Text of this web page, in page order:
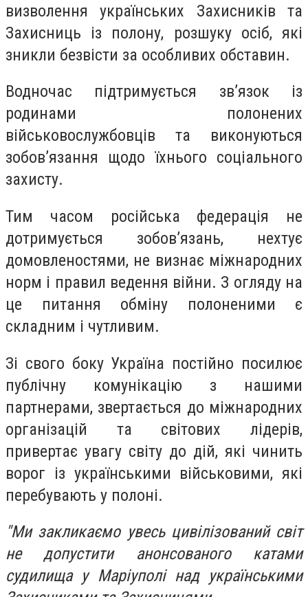
визволення українських Захисників та
Захисниць із полону, розшуку осіб, які
зникли безвісти за особливих обставин.
Водночас підтримується зв’язок із
родинами полонених
військовослужбовців та виконуються
зобов’язання щодо їхнього соціального
захисту.
Тим часом російська федерація не
дотримується зобов’язань, нехтує
домовленостями, не визнає міжнародних
норм і правил ведення війни. З огляду на
це питання обміну полоненими є
складним і чутливим.
Зі свого боку Україна постійно посилює
публічну комунікацію з нашими
партнерами, звертається до міжнародних
організацій та світових лідерів,
привертає увагу світу до дій, які чинить
ворог із українськими військовими, які
перебувають у полоні.
"Ми закликаємо увесь цивілізований світ
не допустити анонсованого катами
судилища у Маріуполі над українськими